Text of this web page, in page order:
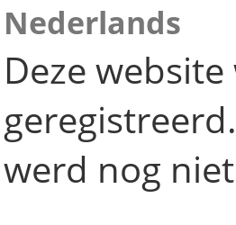
Nederlands
Deze
werd nog